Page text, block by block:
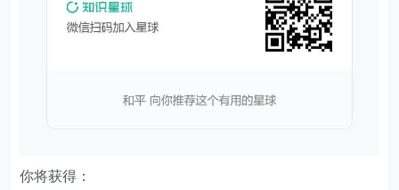
你将获得：